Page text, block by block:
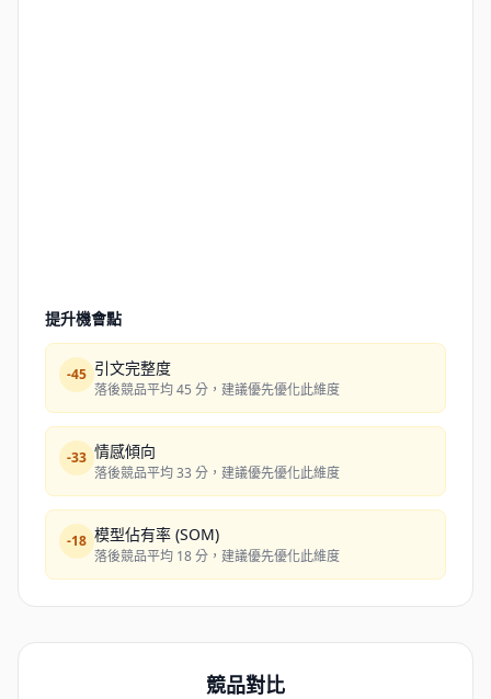
提升機會點
-45 引文完整度
落後競品平均 45 分，建議優先優化此維度
-33 情感傾向
落後競品平均 33 分，建議優先優化此維度
-18 模型佔有率 (SOM)
落後競品平均 18 分，建議優先優化此維度
競品對比